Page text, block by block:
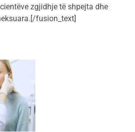
zgjidhje të shpejta dhe
fusion_text]